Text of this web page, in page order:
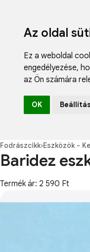
Az oldal
Ez a weboldal
engedélyezése,
az Ön számára
OK
Fodrászcikk›Eszközök -
Baridez
Termék ár: 2 590 Ft